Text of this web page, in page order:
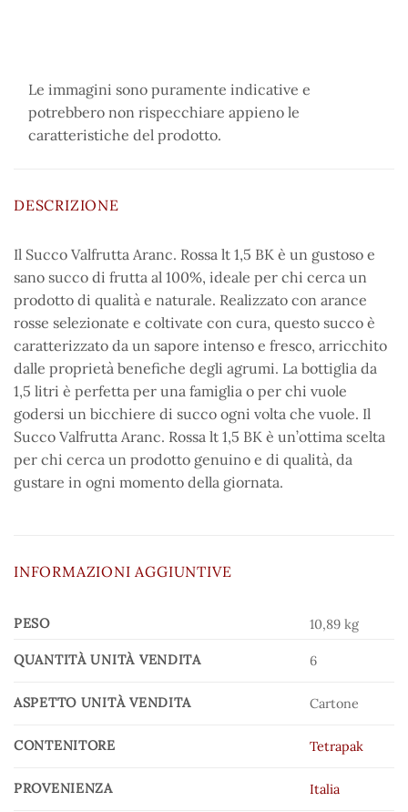
Le immagini sono puramente indicative e
potrebbero non rispecchiare appieno le
caratteristiche del prodotto.
DESCRIZIONE
Il Succo Valfrutta Aranc. Rossa lt 1,5 BK è un gustoso e
sano succo di frutta al 100%, ideale per chi cerca un
prodotto di qualità e naturale. Realizzato con arance
rosse selezionate e coltivate con cura, questo succo è
caratterizzato da un sapore intenso e fresco, arricchito
dalle proprietà benefiche degli agrumi. La bottiglia da
1,5 litri è perfetta per una famiglia o per chi vuole
godersi un bicchiere di succo ogni volta che vuole. Il
Succo Valfrutta Aranc. Rossa lt 1,5 BK è un’ottima scelta
per chi cerca un prodotto genuino e di qualità, da
gustare in ogni momento della giornata.
INFORMAZIONI AGGIUNTIVE
PESO 10,89 kg
QUANTITÀ UNITÀ VENDITA 6
ASPETTO UNITÀ VENDITA Cartone
CONTENITORE Tetrapak
PROVENIENZA Italia